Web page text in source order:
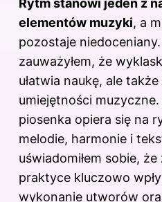
c
e
b
o
o
k
er
e
st
d
di
t
r
Rytm stanowi jeden z
elementów muzyki, a
pozostaje
zauważyłem, że
ułatwia naukę, ale
umiejętności
piosenka opiera się na
melodie, harmonie i
uświadomiłem sobie,
praktyce kluczowo
wykonanie utworów